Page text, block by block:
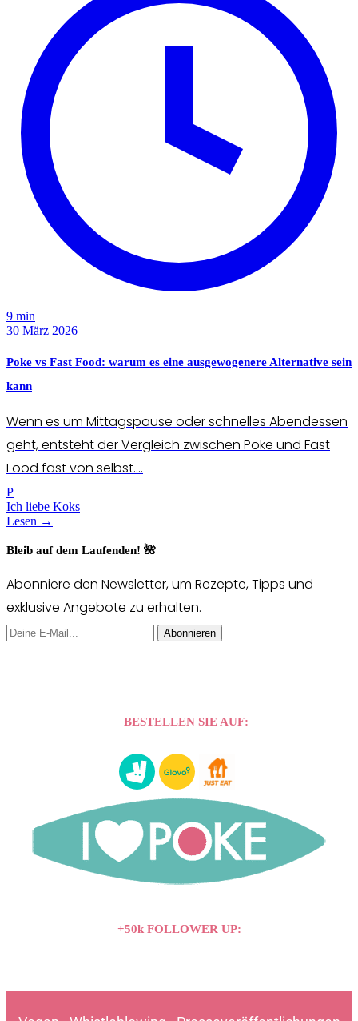
9 min
30 März 2026
Poke vs Fast Food: warum es eine ausgewogenere Alternative sein
kann
Wenn es um Mittagspause oder schnelles Abendessen
geht, entsteht der Vergleich zwischen Poke und Fast
Food fast von selbst....
P
Ich liebe Koks
Lesen →
Bleib auf dem Laufenden! 🌺
Abonniere den Newsletter, um Rezepte, Tipps und
exklusive Angebote zu erhalten.
Abonnieren
BESTELLEN SIE AUF:
+50k FOLLOWER UP: